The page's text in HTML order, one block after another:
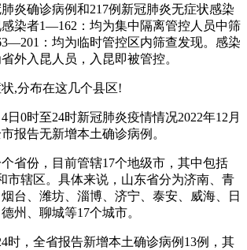
炎确诊病例和217例新冠肺炎无症状感染
染者1—162：均为集中隔离管控人员中筛
：均为临时管控区内筛查发现。感染
外入昆人员，入昆即被管控。
,分布在这几个县区!
日0时至24时新冠肺炎疫情情况2022年12月
报告无新增本土确诊病例。
省份，目前管辖17个地级市，其中包括
市辖区。具体来说，山东省分为济南、青
台、潍坊、淄博、济宁、泰安、威海、日
州、聊城等17个城市。
时，全省报告新增本土确诊病例13例，其